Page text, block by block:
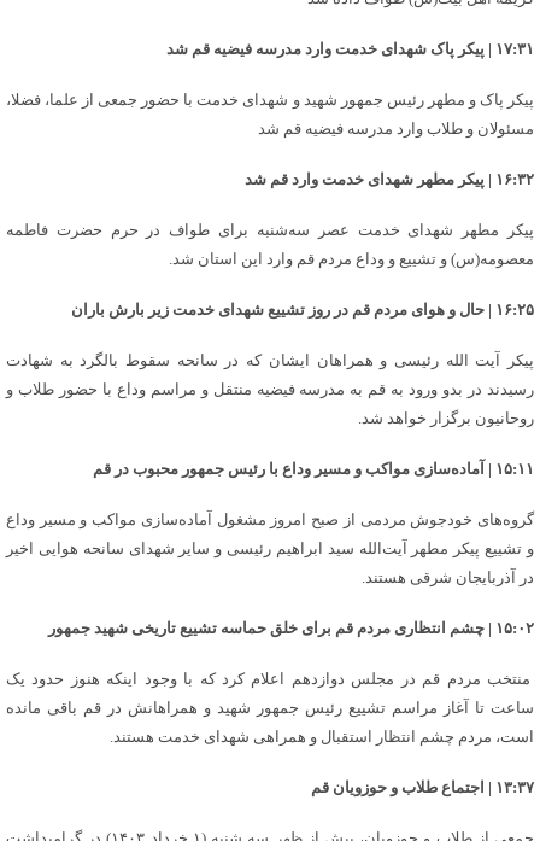
۱۷:۳۱ | پیکر پاک شهدای خدمت وارد مدرسه فیضیه قم شد
پیکر پاک و مطهر رئیس جمهور شهید و شهدای خدمت با حضور جمعی از علما، فضلا،
مسئولان و طلاب وارد مدرسه فیضیه قم شد
۱۶:۳۲ | پیکر مطهر شهدای خدمت وارد قم شد
پیکر مطهر شهدای خدمت عصر سه‌شنبه برای طواف در حرم حضرت فاطمه
معصومه(س) و تشییع و وداع مردم قم وارد این استان شد.
۱۶:۲۵ | حال و هوای مردم قم در روز تشییع شهدای خدمت زیر بارش باران
پیکر آیت الله رئیسی و همراهان ایشان که در سانحه سقوط بالگرد به شهادت
رسیدند در بدو ورود به قم به مدرسه فیضیه منتقل و مراسم وداع با حضور طلاب و
روحانیون برگزار خواهد شد.
۱۵:۱۱ | آماده‌سازی مواکب و مسیر وداع با رئیس جمهور محبوب در قم
گروه‌های خودجوش مردمی از صبح امروز مشغول آماده‌سازی مواکب و مسیر وداع
و تشییع پیکر مطهر آیت‌الله سید ابراهیم رئیسی و سایر شهدای سانحه هوایی اخیر
در آذربایجان شرقی هستند.
۱۵:۰۲ | چشم انتظاری مردم قم برای خلق حماسه تشییع تاریخی شهید جمهور
منتخب مردم قم در مجلس دوازدهم اعلام کرد که با وجود اینکه هنوز حدود یک
ساعت تا آغاز مراسم تشییع رئیس جمهور شهید و همراهانش در قم باقی مانده
است، مردم چشم انتظار استقبال و همراهی شهدای خدمت هستند.
۱۳:۳۷ | اجتماع طلاب و حوزویان قم